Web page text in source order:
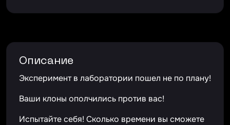
Описание
Эксперимент в лаборатории пошел не по плану!
Ваши клоны ополчились против вас!
Испытайте себя! Сколько времени вы сможете